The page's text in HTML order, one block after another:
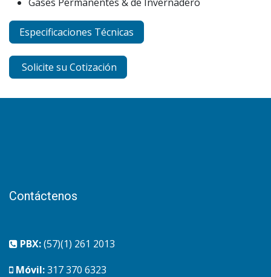
Especificaciones Técnicas
Solicite su Cotización
Contáctenos
PBX:(57)(1) 261 2013
Móvil:317 370 6323